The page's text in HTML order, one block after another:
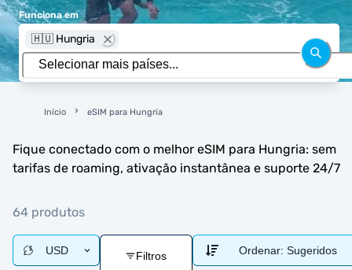
Funciona em
🇭🇺 Hungria
Início eSIM para Hungria
Fique conectado com o melhor eSIM para Hungria: sem
tarifas de roaming, ativação instantânea e suporte 24/7
64 produtos
USD Filtros Ordenar: Sugeridos